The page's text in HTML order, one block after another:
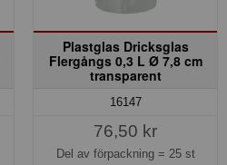
Plastglas Dricksglas
Flergångs 0,3 L Ø 7,8 cm
transparent
16147
76,50 kr
Del av förpackning = 25 st